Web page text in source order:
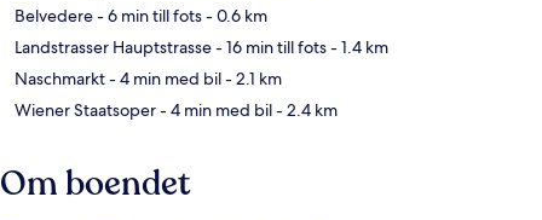
Belvedere- 6 min till fots- 0.6 km
Landstrasser Hauptstrasse- 16 min till fots- 1.4 km
Naschmarkt- 4 min med bil- 2.1 km
Wiener Staatsoper- 4 min med bil- 2.4 km
Om boendet